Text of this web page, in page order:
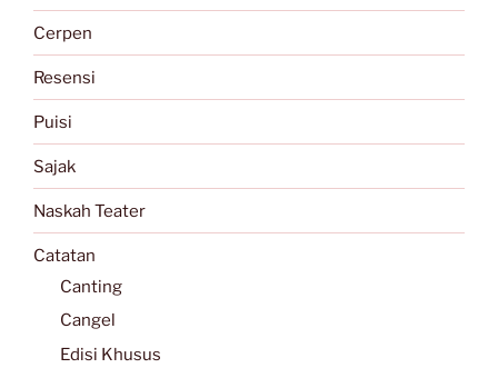
Cerpen
Resensi
Puisi
Sajak
Naskah Teater
Catatan
Canting
Cangel
Edisi Khusus